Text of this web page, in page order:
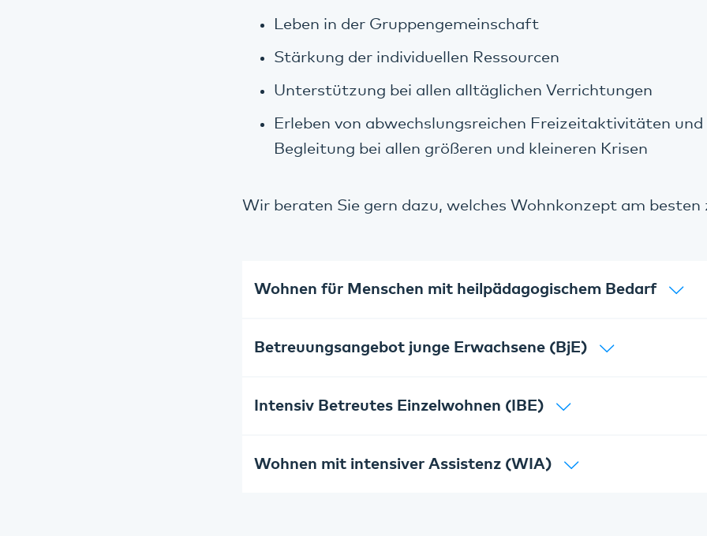
Leben in der Gruppengemeinschaft
Stärkung der individuellen Ressourcen
Unterstützung bei allen alltäglichen Verrichtungen
Erleben von abwechslungsreichen Freizeitaktivitäten
Begleitung bei allen größeren und kleineren Krisen
Wir beraten Sie gern dazu, welches Wohnkonzept am besten
Wohnen für Menschen mit heilpädagogischem Bedarf
Betreuungsangebot junge Erwachsene (BjE)
Intensiv Betreutes Einzelwohnen (IBE)
Wohnen mit intensiver Assistenz (WIA)